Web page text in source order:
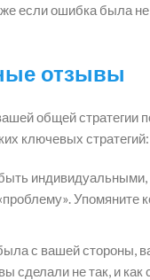
если ошибка была не
отзывы
общей стратегии
ключевых стратегий:
индивидуальными,
Упомяните
с вашей стороны,
сделали не так, и как